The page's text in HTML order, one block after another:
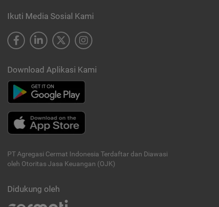
Ikuti Media Sosial Kami
Download Aplikasi Kami
PT Agregasi Cermat Indonesia Terdaftar dan Diawasi
oleh Otoritas Jasa Keuangan (OJK)
Didukung oleh